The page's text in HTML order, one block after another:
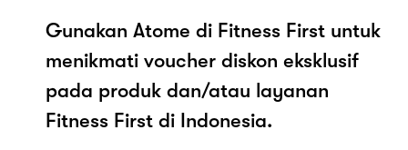
Gunakan Atome di Fitness First untuk
menikmati voucher diskon eksklusif
pada produk dan/atau layanan
Fitness First di Indonesia.